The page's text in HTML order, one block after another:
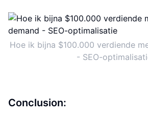
Hoe ik bijna $100.000 verdiende
- SEO-
Conclusion: